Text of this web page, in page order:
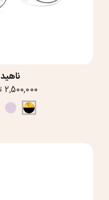
ناهید
2,500,000 تومان